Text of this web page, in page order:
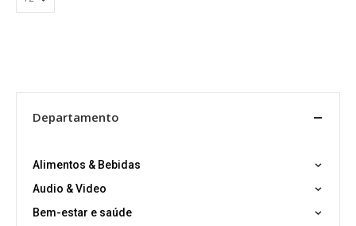
Departamento
Alimentos & Bebidas
Audio & Video
Bem-estar e saúde